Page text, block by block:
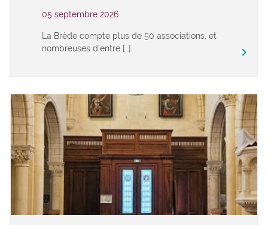
05 septembre 2026
La Brède compte plus de 50 associations, et
nombreuses d’entre […]
keyboard_arrow_right